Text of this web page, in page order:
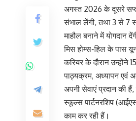
अगस्त 2026 के दूसरे
संभाल लेंगी, तथा 3 से 7
माहौल बनाने में योगदान
मिस होम्स-हिल के पास
करियर के दौरान
पाठ्यक्रम, अध्यापन एवं
अपनी सेवाएं प्रदान की
स्कूल्स पार्टनरशिप
काम कर रही हैं।